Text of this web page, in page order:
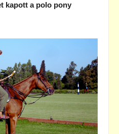
kapott a polo pony